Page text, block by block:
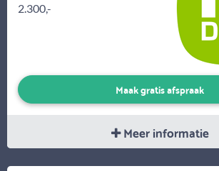
2.300,-
Maak gratis afspraak
Meer informatie